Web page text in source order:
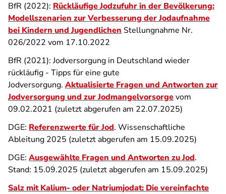
BfR (2022): Rückläufige Jodzufuhr in der Bevölkerung:
Modellszenarien zur Verbesserung der Jodaufnahme
bei Kindern und Jugendlichen Stellungnahme Nr.
026/2022 vom 17.10.2022
BfR (2021): Jodversorgung in Deutschland wieder
rückläufig - Tipps für eine gute
Jodversorgung. Aktualisierte Fragen und Antworten zur
Jodversorgung und zur Jodmangelvorsorgevom
09.02.2021 (zuletzt abgerufen am 22.07.2025)
DGE: Referenzwerte für Jod. Wissenschaftliche
Ableitung 2025 (zuletzt abgerufen am 15.09.2025)
DGE: Ausgewählte Fragen und Antworten zu Jod.
Stand: 15.09.2025 (zuletzt abgerufen am 15.09.2025)
Salz mit Kalium- oder Natriumjodat: Die vereinfachte